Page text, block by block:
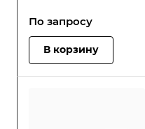
По запросу
В корзину